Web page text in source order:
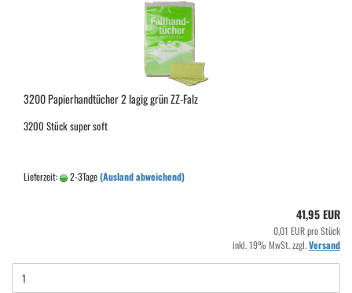
3200 Papierhandtücher 2 lagig grün ZZ-Falz
3200 Stück super soft
Lieferzeit: 2-3Tage(Ausland abweichend)
41,95 EUR
0,01 EUR pro Stück
inkl. 19% MwSt. zzgl.Versand